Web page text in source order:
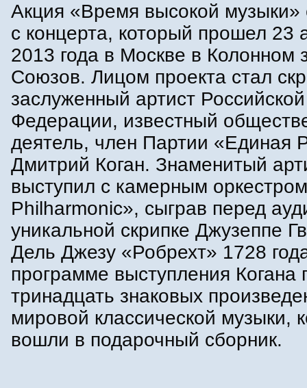
Акция «Время высокой музыки»
с концерта, который прошел 23
2013 года в Москве в Колонном
Союзов. Лицом проекта стал
заслуженный артист Российской
Федерации, известный
деятель, член Партии «Единая
Дмитрий Коган. Знаменитый
выступил с камерным
Philharmonic», сыграв перед
уникальной скрипке Джузеппе
Дель Джезу «Робрехт» 1728
программе выступления Когана
тринадцать знаковых
мировой классической музыки,
вошли в подарочный сборник.